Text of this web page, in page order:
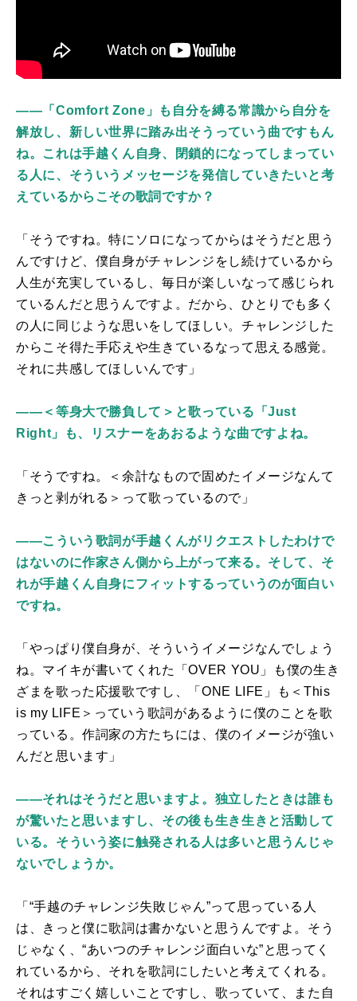
――「Comfort Zone」も自分を縛る常識から自分を
解放し、新しい世界に踏み出そうっていう曲ですもん
ね。これは手越くん自身、閉鎖的になってしまってい
る人に、そういうメッセージを発信していきたいと考
えているからこその歌詞ですか？
「そうですね。特にソロになってからはそうだと思う
んですけど、僕自身がチャレンジをし続けているから
人生が充実しているし、毎日が楽しいなって感じられ
ているんだと思うんですよ。だから、ひとりでも多く
の人に同じような思いをしてほしい。チャレンジした
からこそ得た手応えや生きているなって思える感覚。
それに共感してほしいんです」
――＜等身大で勝負して＞と歌っている「Just
Right」も、リスナーをあおるような曲ですよね。
「そうですね。＜余計なもので固めたイメージなんて
きっと剥がれる＞って歌っているので」
――こういう歌詞が手越くんがリクエストしたわけで
はないのに作家さん側から上がって来る。そして、そ
れが手越くん自身にフィットするっていうのが面白い
ですね。
「やっぱり僕自身が、そういうイメージなんでしょう
ね。マイキが書いてくれた「OVER YOU 」も僕の生き
ざまを歌った応援歌ですし、「 ONE LIFE 」も＜This
is my LIFE ＞っていう歌詞があるように僕のことを歌
っている。作詞家の方たちには、僕のイメージが強い
んだと思います」
――それはそうだと思いますよ。独立したときは誰も
が驚いたと思いますし、その後も生き生きと活動して
いる。そういう姿に触発される人は多いと思うんじゃ
ないでしょうか。
「“手越のチャレンジ失敗じゃん”って思っている人
は、きっと僕に歌詞は書かないと思うんですよ。そう
じゃなく、“あいつのチャレンジ面白いな”と思ってく
れているから、それを歌詞にしたいと考えてくれる。
それはすごく嬉しいことですし、歌っていて、また自